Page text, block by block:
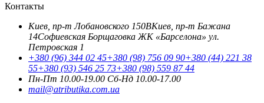
Контакты
Киев, пр-т Лобановского 150ВКиев, пр-т Бажана
14Софиевская Борщаговка ЖК «Барселона» ул.
Петровская 1
+380 (96) 344 02 45+380 (98) 756 09 90+380 (44) 221 38
55+380 (93) 546 25 73+380 (98) 559 87 44
Пн-Пт 10.00-19.00 Cб-Нд 10.00-17.00
mail@atributika.com.ua